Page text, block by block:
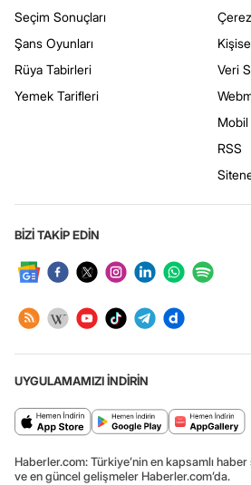
Seçim Sonuçları
Şans Oyunları
Rüya Tabirleri
Yemek Tarifleri
Veri
RSS
BİZİ TAKİP EDİN
UYGULAMAMIZI İNDİRİN
Haberler.com: Türkiye’nin en kapsamlı
ve en güncel gelişmeler Haberler.com’da.